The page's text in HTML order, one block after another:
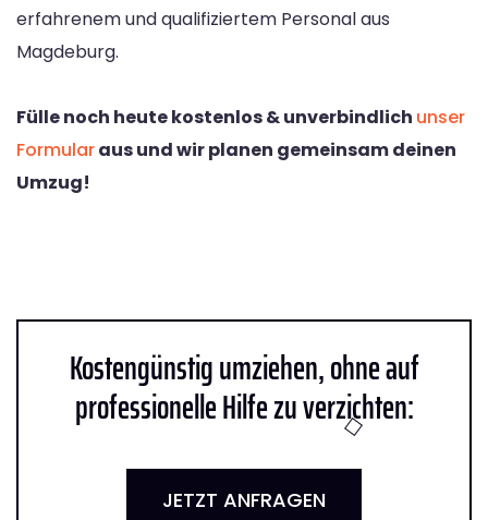
erfahrenem und qualifiziertem Personal aus
Magdeburg.
Fülle noch heute kostenlos & unverbindlich unser
Formularaus und wir planen gemeinsam deinen
Umzug!
Kostengünstig umziehen, ohne auf
professionelle Hilfe zu verzichten:
JETZT ANFRAGEN